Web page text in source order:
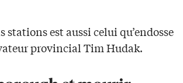
stations est aussi celui qu’endosse
provincial Tim Hudak.